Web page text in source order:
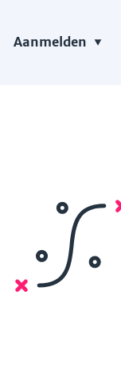
Aanmelden